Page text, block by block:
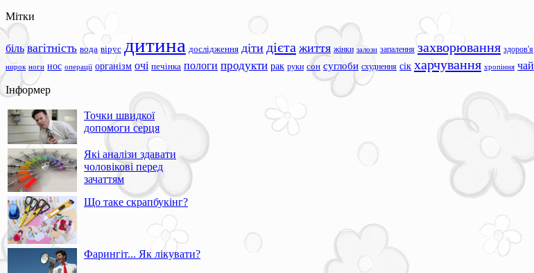
Мітки
біль вагітність вода вірус дитина дослідження діти дієта життя жінки залози запалення захворювання здоров'я
нирок ноги нос операції організм очі печінка пологи продукти рак руки сон суглоби схуднення сік харчування хропіння чай
Інформер
Точки швидкої
допомоги серця
Які аналізи здавати
чоловікові перед
зачаттям
Що таке скрапбукінг?
Фарингіт... Як лікувати?